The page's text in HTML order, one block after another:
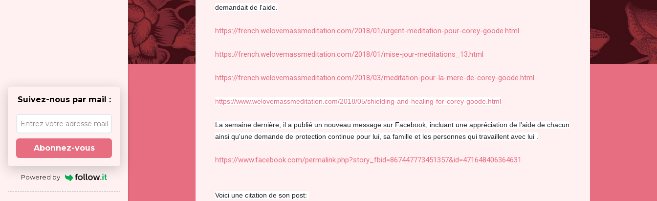
demandait del'aide.
https://french.welovemassmeditation.com/2018/01/urgent-meditation-pour-corey-goode.html
https://french.welovemassmeditation.com/2018/01/mise-jour-meditations_13.html
https://french.welovemassmeditation.com/2018/03/meditation-pour-la-mere-de-corey-goode.html
https://www.welovemassmeditation.com/2018/05/shielding-and-healing-for-corey-goode.html
La semaine dernière, il a publié un nouveau message sur Facebook, incluant une appréciation de l'aide de chacun
ainsi qu'une demande de protection continue pour lui, sa famille et les personnes qui travaillent avec lui .
https://www.facebook.com/permalink.php?story_fbid=867447773451357&id=471648406364631
Voici une citation de son post:
Suivez-nous par mail :
Abonnez-vous
Powered by